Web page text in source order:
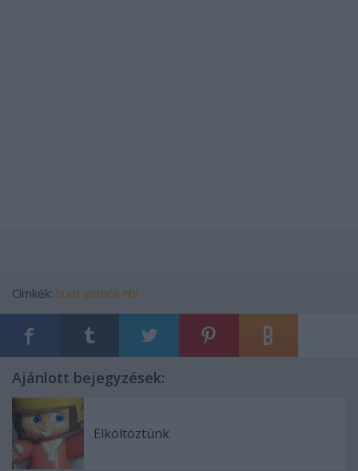
Címkék: huet videók nhl
Ajánlott bejegyzések:
Elköltöztünk